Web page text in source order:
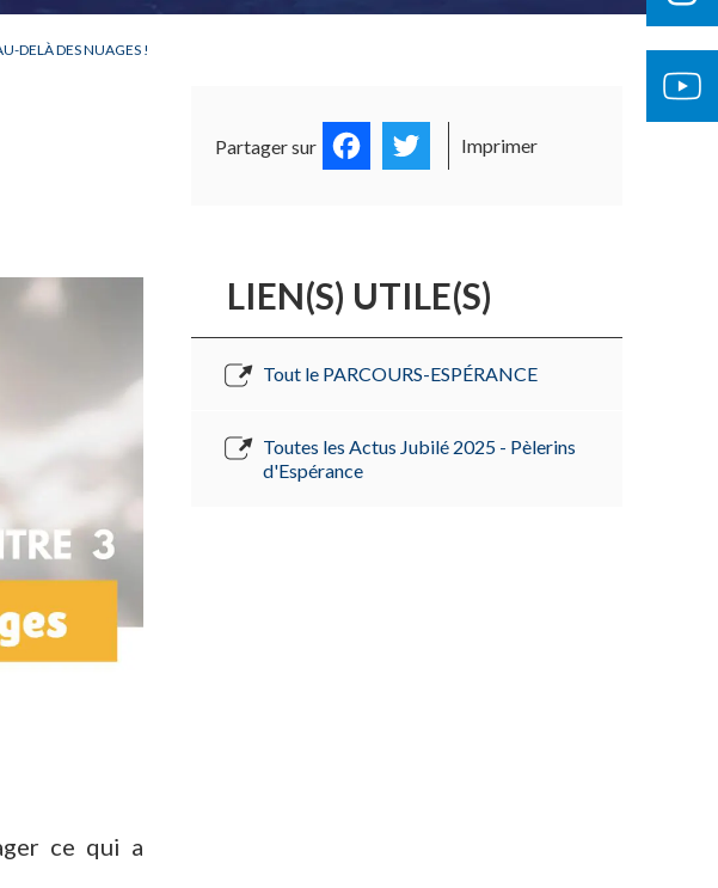
ÉGLISE
DELÀ DES NUAGES !
ce qui a
Partager sur FacebookTwitter
Imprimer
LIEN(S) UTILE(S)
Tout le PARCOURS-ESPÉRANCE
Toutes les Actus Jubilé 2025 - Pèlerins
d'Espérance